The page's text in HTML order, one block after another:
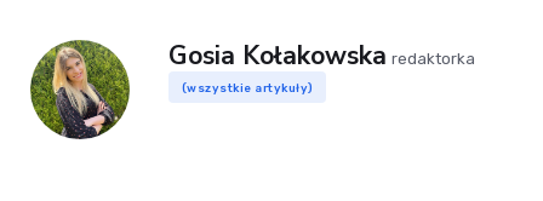
Gosia Kołakowska redaktorka
(wszystkie artykuły)